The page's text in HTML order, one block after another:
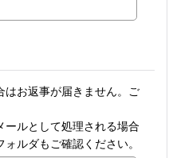
はお返事が届きません。ご
ールとして処理される場合
ルダもご確認ください。